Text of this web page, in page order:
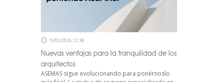
10/02/2026, 12:58
Nuevas ventajas para la tranquilidad de los
arquitectos
ASEMAS sigue evolucionando para ponérnoslo